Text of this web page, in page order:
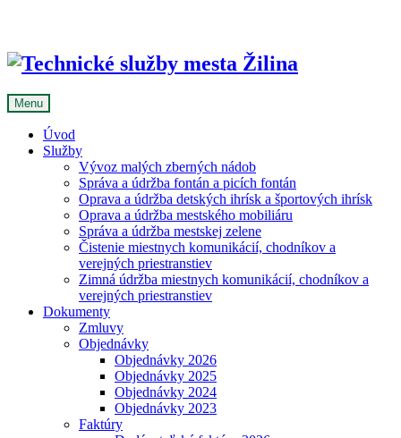
Menu
Úvod
Služby
Vývoz malých zberných nádob
Správa a údržba fontán a picích fontán
Oprava a údržba detských ihrísk a športových ihrísk
Oprava a údržba mestského mobiliáru
Správa a údržba mestskej zelene
Čistenie miestnych komunikácií, chodníkov a
verejných priestranstiev
Zimná údržba miestnych komunikácií, chodníkov a
verejných priestranstiev
Dokumenty
Zmluvy
Objednávky
Objednávky 2026
Objednávky 2025
Objednávky 2024
Objednávky 2023
Faktúry